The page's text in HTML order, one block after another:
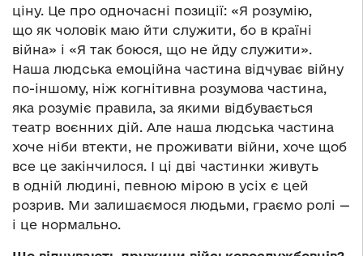
ціну. Це про одночасні позиції: «Я розумію,
що як чоловік маю йти служити, бо в країні
війна» і «Я так боюся, що не йду служити».
Наша людська емоційна частина відчуває війну
по-іншому, ніж когнітивна розумова частина,
яка розуміє правила, за якими відбувається
театр воєнних дій. Але наша людська частина
хоче ніби втекти, не проживати війни, хоче щоб
все це закінчилося. І ці дві частинки живуть
в одній людині, певною мірою в усіх є цей
розрив. Ми залишаємося людьми, граємо ролі —
і це нормально.